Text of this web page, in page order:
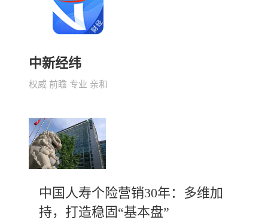
中新经纬
权威 前瞻 专业 亲和
中国人寿个险营销30年：多维加
持，打造稳固“基本盘”